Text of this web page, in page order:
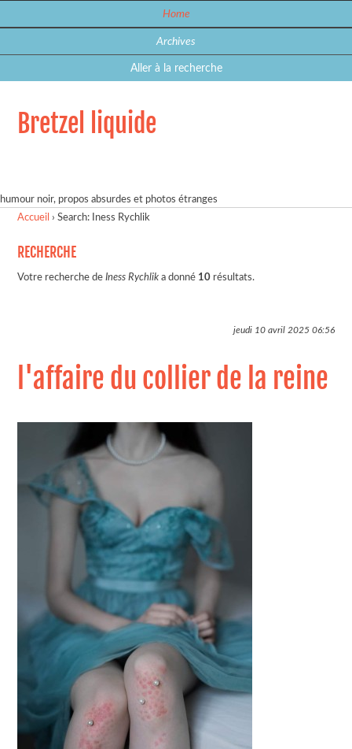
Home
Archives
Aller à la recherche
Bretzel liquide
humour noir, propos absurdes et photos étranges
Accueil ›Search: Iness Rychlik
RECHERCHE
Votre recherche deIness Rychlik a donné 10 résultats.
jeudi 10 avril 202506:56
l'affaire du collier de la reine